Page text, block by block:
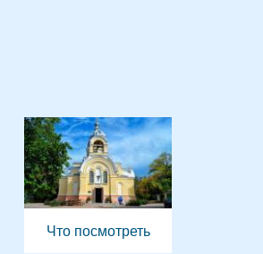
Что посмотреть